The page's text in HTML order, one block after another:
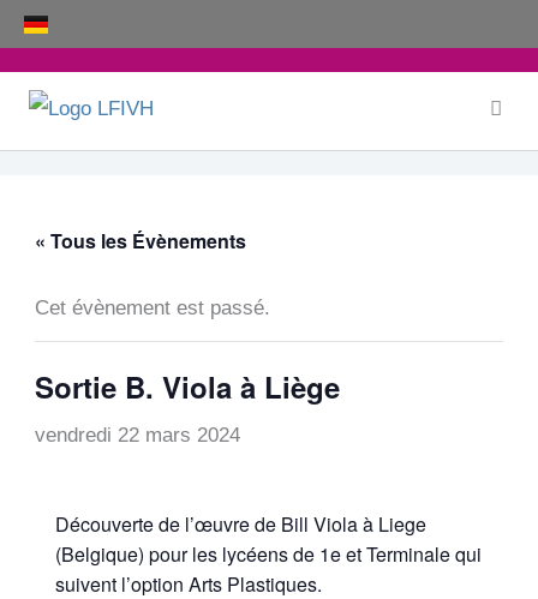
Aller
au
contenu
« Tous les Évènements
Cet évènement est passé.
Sortie B. Viola à Liège
vendredi 22 mars 2024
Découverte de l’œuvre de Bill Viola à Liege
(Belgique) pour les lycéens de 1e et Terminale qui
suivent l’option Arts Plastiques.